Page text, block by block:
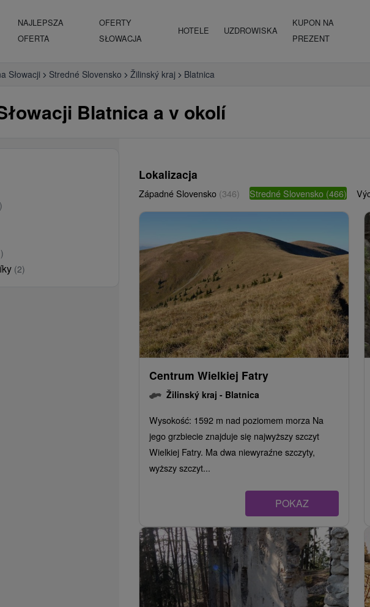
NAJLEPSZA
OFERTA
OFERTY
SŁOWACJA
HOTELE UZDROWISKA
KUPON NA
PREZENT
Słowacji Stredné Slovensko Žilinský kraj Blatnica
Blatnica a v okolí
(2)
Lokalizacja
Západné Slovensko (346) Stredné Slovensko (466)
Centrum Wielkiej Fatry
Žilinský kraj - Blatnica
Wysokość: 1592 m nad poziomem morza Na
jego grzbiecie znajduje się najwyższy szczyt
Wielkiej Fatry. Ma dwa niewyraźne szczyty,
wyższy szczyt...
POKAZ